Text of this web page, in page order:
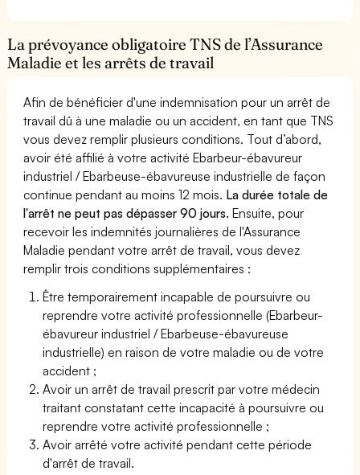
La prévoyance obligatoire TNS de l’Assurance
Maladie et les arrêts de travail
Afin de bénéficier d'une indemnisation pour un arrêt de
travail dû à une maladie ou un accident, en tant que TNS
vous devez remplir plusieurs conditions. Tout d’abord,
avoir été affilié à votre activité Ebarbeur-ébavureur
industriel / Ebarbeuse-ébavureuse industrielle de façon
continue pendant au moins 12 mois. La durée totale de
l'arrêt ne peut pas dépasser 90 jours. Ensuite, pour
recevoir les indemnités journalières de l'Assurance
Maladie pendant votre arrêt de travail, vous devez
remplir trois conditions supplémentaires :
Être temporairement incapable de poursuivre ou
reprendre votre activité professionnelle (Ebarbeur-
ébavureur industriel / Ebarbeuse-ébavureuse
industrielle) en raison de votre maladie ou de votre
accident ;
Avoir un arrêt de travail prescrit par votre médecin
traitant constatant cette incapacité à poursuivre ou
reprendre votre activité professionnelle ;
Avoir arrêté votre activité pendant cette période
d'arrêt de travail.